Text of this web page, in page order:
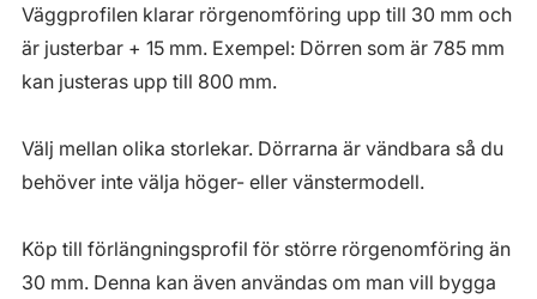
Väggprofilen klarar rörgenomföring upp till 30 mm och
är justerbar + 15 mm. Exempel: Dörren som är 785 mm
kan justeras upp till 800 mm.
Välj mellan olika storlekar. Dörrarna är vändbara så du
behöver inte välja höger- eller vänstermodell.
Köp till förlängningsprofil för större rörgenomföring än
30 mm. Denna kan även användas om man vill bygga